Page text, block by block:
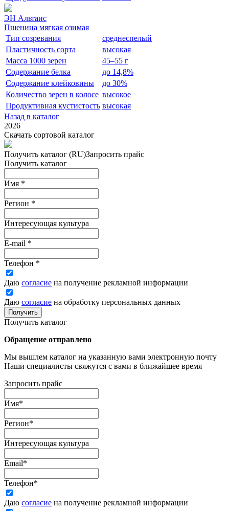
ЭН Альтаис
Пшеница мягкая озимая
Тип созревания
среднеспелый
Пластичность сорта
высокая
Масса 1000 зерен
45–55 г
Содержание белка
до 14,8%
Содержание клейковины
до 30%
Количество зерен в колосе высокое
Продуктивная кустистость высокая
Назад в каталог
2026
Скачать сортовой каталог
Получить каталог (RU)Запросить прайс
Получить каталог
Имя *
Регион *
Интересующая культура
E-mail *
Телефон *
Даю согласие на получение рекламной информации
Даю согласие на обработку персональных данных
Получить
Получить каталог
Обращение отправлено
Мы вышлем каталог на указанную вами электронную почту
Наши специалисты свяжутся с вами в ближайшее время
Запросить прайс
Имя*
Регион*
Интересующая культура
Email*
Телефон*
Даю согласие на получение рекламной информации